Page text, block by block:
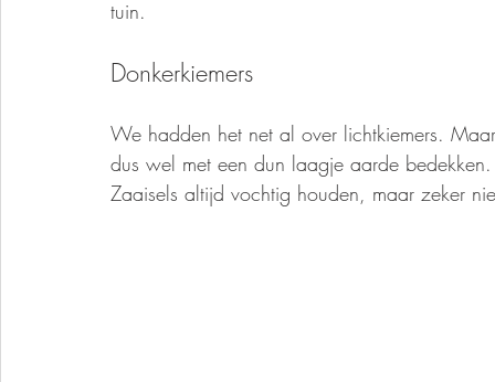
tuin.
Donkerkiemers
We hadden het net al over lichtkiemers.
dus wel met een dun laagje aarde
Zaaisels altijd vochtig houden, maar zeker